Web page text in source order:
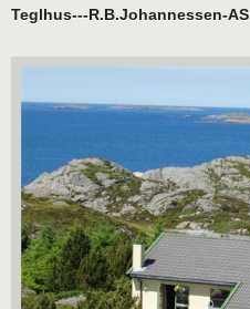
Teglhus---R.B.Johannessen-AS